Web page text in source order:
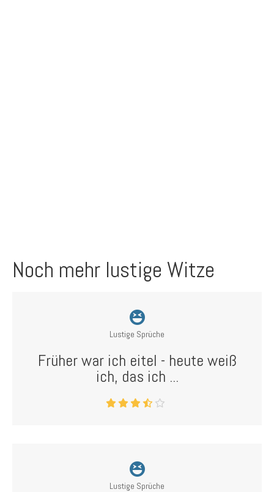
Noch mehr lustige Witze
Lustige Sprüche
Früher war ich eitel - heute weiß
ich, das ich ...
Lustige Sprüche